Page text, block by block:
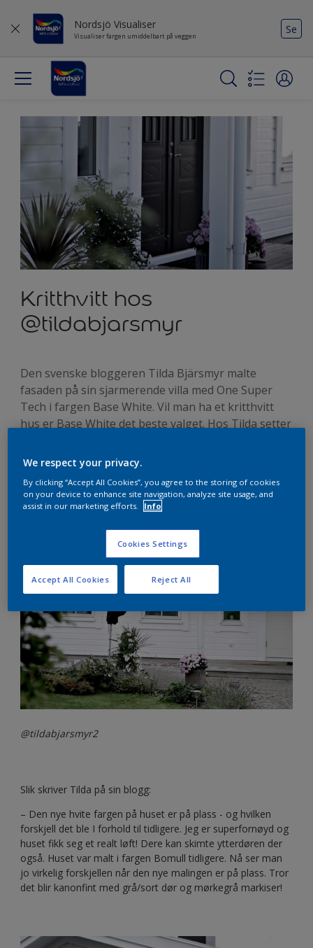
Nordsjö Visualiser
Visualiser fargen umiddelbart på veggen
Se
Kritthvitt hos
@tildabjarsmyr
Den svenske bloggeren Tilda Bjärsmyr malte
fasaden på sin sjarmerende villa med One Super
Tech i fargen Base White. Vil man ha et kritthvitt
hus er Base White det beste valget. Hos Tilda setter
Fasaden fikk ett løft
@tildabjarsmyr2
Slik skriver Tilda på sin blogg:
– Den nye hvite fargen på huset er på plass - og hvilken
forskjell det ble I forhold til tidligere. Jeg er superfornøyd og
huset fikk seg et realt løft! Dere kan skimte ytterdøren der
også. Huset var malt i fargen Bomull tidligere. Nå ser man
jo virkelig forskjellen når den nye malingen er på plass. Tror
det blir kanonfint med grå/sort dør og mørkegrå markiser!
We respect your privacy.
By clicking “Accept All Cookies”, you agree to the storing of cookies
on your device to enhance site navigation, analyze site usage, and
assist in our marketing efforts.
Info
Cookies Settings
Reject All
Accept All Cookies